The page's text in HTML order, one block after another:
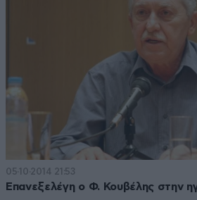
05·10·2014 21:53
Επανεξελέγη ο Φ. Κουβέλης στην